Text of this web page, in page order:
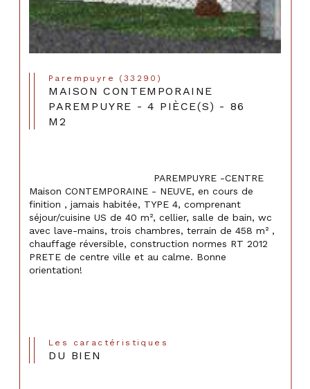
Parempuyre (33290)
MAISON CONTEMPORAINE
PAREMPUYRE - 4 PIÈCE(S) - 86
M2
Maison CONTEMPORAINE - NEUVE, en cours de
finition , jamais habitée, TYPE 4, comprenant
séjour/cuisine US de 40 m², cellier, salle de bain, wc
avec lave-mains, trois chambres, terrain de 458 m² ,
chauffage réversible, construction normes RT 2012
PRETE de centre ville et au calme. Bonne
orientation!
Les caractéristiques
DU BIEN